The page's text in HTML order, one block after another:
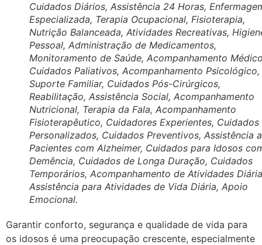
Cuidados Diários, Assistência 24 Horas,
Especializada, Terapia Ocupacional, Fisioterapia,
Nutrição Balanceada, Atividades Recreativas,
Pessoal, Administração de Medicamentos,
Monitoramento de Saúde, Acompanhamento
Cuidados Paliativos, Acompanhamento Psicológico,
Suporte Familiar, Cuidados Pós-Cirúrgicos,
Reabilitação, Assistência Social, Acompanhamento
Nutricional, Terapia da Fala, Acompanhamento
Fisioterapêutico, Cuidadores Experientes, Cuidados
Personalizados, Cuidados Preventivos, Assistência a
Pacientes com Alzheimer, Cuidados para Idosos
Demência, Cuidados de Longa Duração, Cuidados
Temporários, Acompanhamento de Atividades
Assistência para Atividades de Vida Diária, Apoio
Emocional.
Garantir conforto, segurança e qualidade de vida para
os idosos é uma preocupação crescente, especialmente